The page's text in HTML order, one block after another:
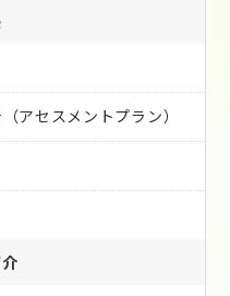
アセスメントプラン）